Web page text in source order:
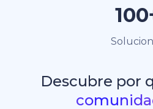
Descubre por